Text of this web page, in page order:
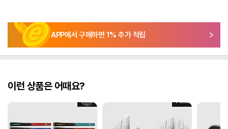
APP에서 구매하면 1% 추가 적립
이런 상품은 어때요?